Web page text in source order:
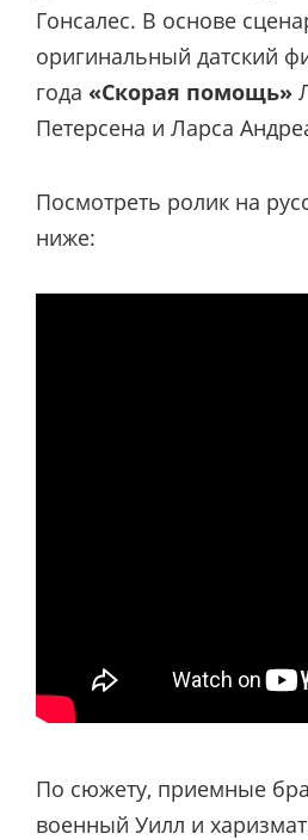
Гонсалес. В основе
оригинальный датский
года «Скорая помощь»
Петерсена и Ларса
Посмотреть ролик на
ниже:
По сюжету, приемные
военный Уилл и